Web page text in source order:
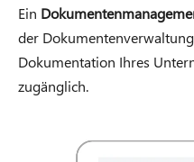
Ein
der
Dokumentation Ihres
zugänglich.